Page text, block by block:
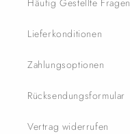
Häufig Gestellte Fragen
Lieferkonditionen
Zahlungsoptionen
Rücksendungsformular
Vertrag widerrufen